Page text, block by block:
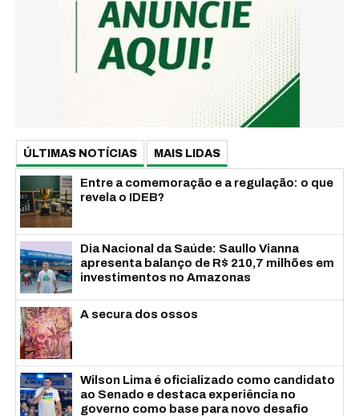
ÚLTIMAS NOTÍCIAS MAIS LIDAS
Entre a comemoração e a regulação: o que
revela o IDEB?
Dia Nacional da Saúde: Saullo Vianna
apresenta balanço de R$ 210,7 milhões em
investimentos no Amazonas
A secura dos ossos
Wilson Lima é oficializado como candidato
ao Senado e destaca experiência no
governo como base para novo desafio